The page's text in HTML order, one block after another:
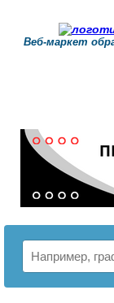
Веб-маркет